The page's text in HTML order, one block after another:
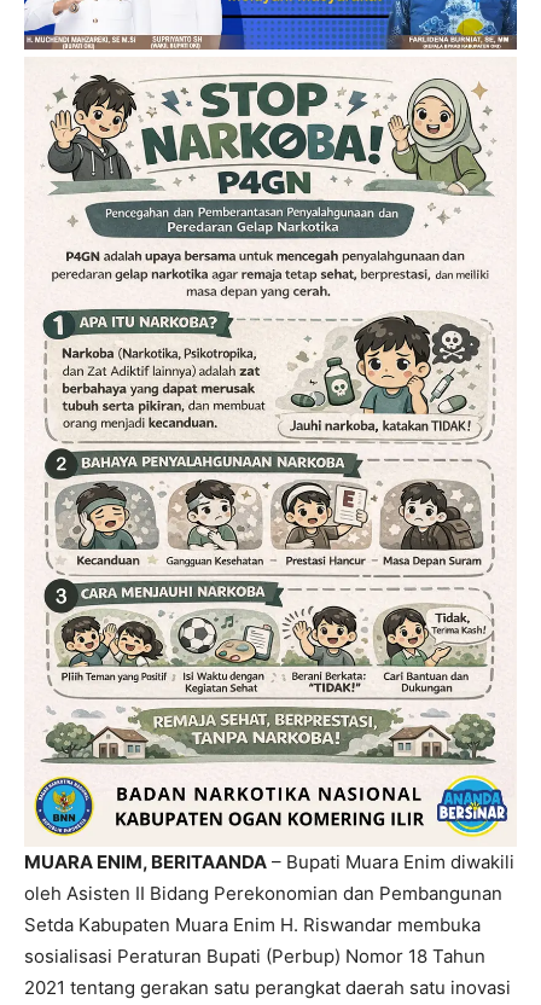
MUARA ENIM, BERITAANDA – Bupati Muara Enim diwakili
oleh Asisten II Bidang Perekonomian dan Pembangunan
Setda Kabupaten Muara Enim H. Riswandar membuka
sosialisasi Peraturan Bupati (Perbup) Nomor 18 Tahun
2021 tentang gerakan satu perangkat daerah satu inovasi